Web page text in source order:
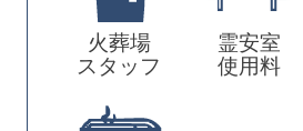
火葬場
スタッフ
霊安室
使用料